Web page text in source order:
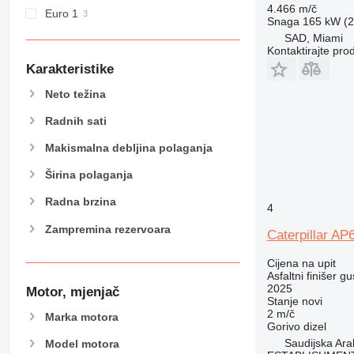
Euro 1
Karakteristike
Neto težina
Radnih sati
Makismalna debljina polaganja
Širina polaganja
Radna brzina
Zampremina rezervoara
Motor, mjenjač
Marka motora
Model motora
4.466 m/č
Snaga 165 kW
SAD, Miami
Kontaktirajte
4
Caterpillar
Cijena na upit
Asfaltni finišer
2025
Stanjenovi
2 m/č
Gorivo dizel
Saudijska